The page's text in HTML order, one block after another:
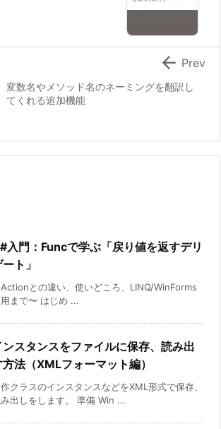
変数名やメソッド名のネーミングを翻訳し
てくれる追加機能
 Prev
入門：Funcで学ぶ「戻り値を返すデリ
ト」
との違い、使いどころ、LINQ/WinForms
まで〜 はじめ ...
ンスタンスをファイルに保存、読み出
方法（XMLフォーマット編）
クラスのインスタンスなどをXML形式で保存、
出しをします。 準備 Win ...